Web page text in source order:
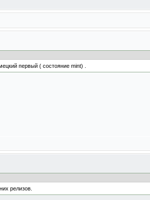
первый ( состояние mint) .
релизов.